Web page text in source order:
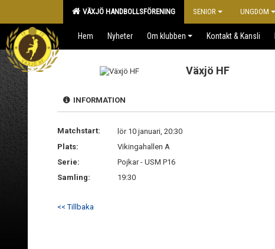
VÄXJÖ HANDBOLLSFÖRENING SENIOR UNGDOM
Hem Nyheter Om klubben Kontakt & Kansli
Växjö HF
INFORMATION
Matchstart:
lör 10 januari, 20:30
Plats:
Vikingahallen A
Serie:
Pojkar - USM P16
Samling:
19:30
<< Tillbaka